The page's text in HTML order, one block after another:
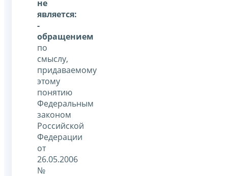
не
является:
-
обращением
по
смыслу,
придаваемому
этому
понятию
Федеральным
законом
Российской
Федерации
от
26.05.2006
№